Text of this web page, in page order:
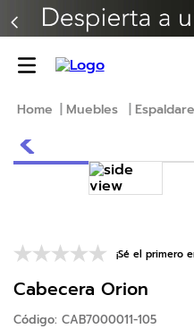
Muebles
¡Sé el primero
Cabecera Orion
Código: CAB7000011-105
TÉRMINOS MÁS BUSCADOS
1.
erica
4.
colchon
7.
sofa cama
8.
almohadas
9.
natasha